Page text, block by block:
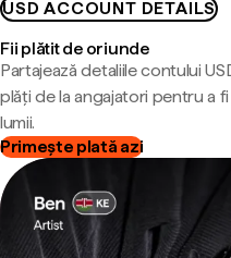
USD ACCOUNT DETAILS
Fii plătit de oriunde
Partajează detaliile contului
plăți de la angajatori pentru a
lumii.
Primește plată azi